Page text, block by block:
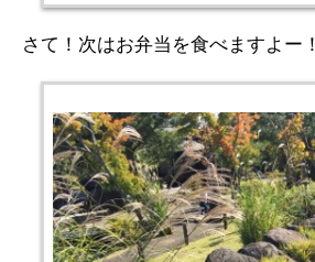
さて！次はお弁当を食べますよー！